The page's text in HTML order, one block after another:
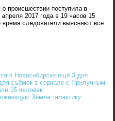
происшествии поступила в
2017 года в 19 часов 15
следователи выясняют все
в Новосибирске ещё 3 дня
съёмок в сериале с Прилучным
15 человек
Земле галактику